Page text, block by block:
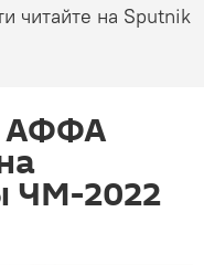
читайте на Sputnik
АФФА
ЧМ-2022